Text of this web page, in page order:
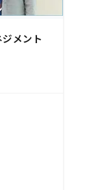
メント